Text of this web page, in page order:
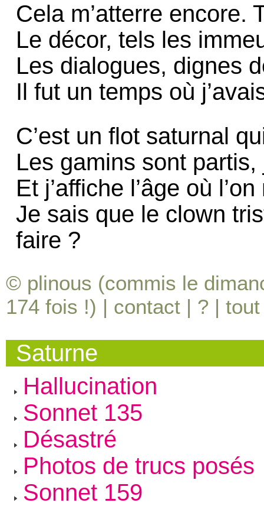
Cela m’atterre encore.
Le décor, tels les
Les dialogues, dignes
Il fut un temps où
C’est un flot saturnal
Les gamins sont partis,
Et j’affiche l’âge où
Je sais que le clown
faire ?
© plinous (commis le
174 fois !) | contact | ? | tout
Saturne
Hallucination
Sonnet 135
Désastré
Photos de trucs posés
Sonnet 159